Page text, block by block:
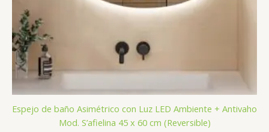
Espejo de baño Asimétrico con Luz LED Ambiente + Antivaho
Mod. S’afielina 45 x 60 cm (Reversible)